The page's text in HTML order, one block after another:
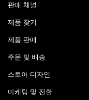
판매 채널
제품 찾기
제품 판매
주문 및 배송
스토어 디자인
마케팅 및 전환